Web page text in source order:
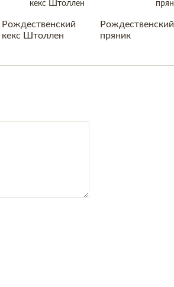
Рождественский
кекс Штоллен
Рождественский
пряник